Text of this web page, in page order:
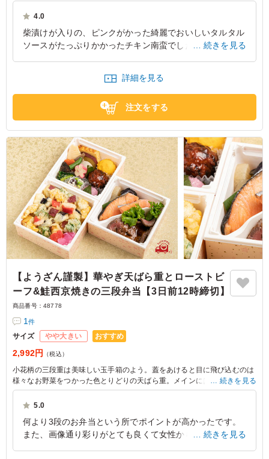
いしさが見つかる、そんなちょっとした喜びが召し上がる方に届きますよ
うに創作和食ようざんは心をこめておつくりしております
4.0
柴漬けが入りの、ピンクがかった綺麗でおいしいタルタル
ソースがたっぷりかかったチキン南蛮でした。 通常のタ
東京都港区高輪2024/11/07
続きを見る
詳細を見る
注文をする
【ようざん謹製】華やぎ天ばら重とローストビ
ーフ&鮭西京焼きの三段弁当【3日前12時締切】
商品番号： 48778
1件
サイズ やや大きい おすすめ
2,992円 （税込）
小花柄の三段重は美味しい玉手箱のよう。蓋をあけると目に飛び込むのは
様々なお野菜をつかった色とりどりの天ばら重。メインにはローストビー
フとみんなが大好きな鮭を西京焼きにしてご用意しました。副菜もひとつ
ひとつこだわり仕上げたお料理たちで、会話も弾むこと間違いなし。とっ
続きを見る
5.0
何より3段のお弁当という所でポイントが高かったです。
また、画像通り彩りがとても良くて女性からは特に好評で
続きを見る